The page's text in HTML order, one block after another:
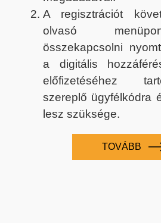
A regisztrációt
olvasó
összekapcsolni
a digitális
előfizetéséhez
szereplő ügyfélkódra
lesz szüksége.
TOVÁBB